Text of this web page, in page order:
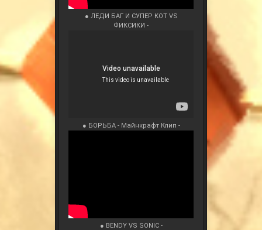
● ЛЕДИ БАГ И СУПЕР КОТ VS
ФИКСИКИ -
● БОРЬБА - Майнкрафт Клип -
● BENDY VS SONIC -